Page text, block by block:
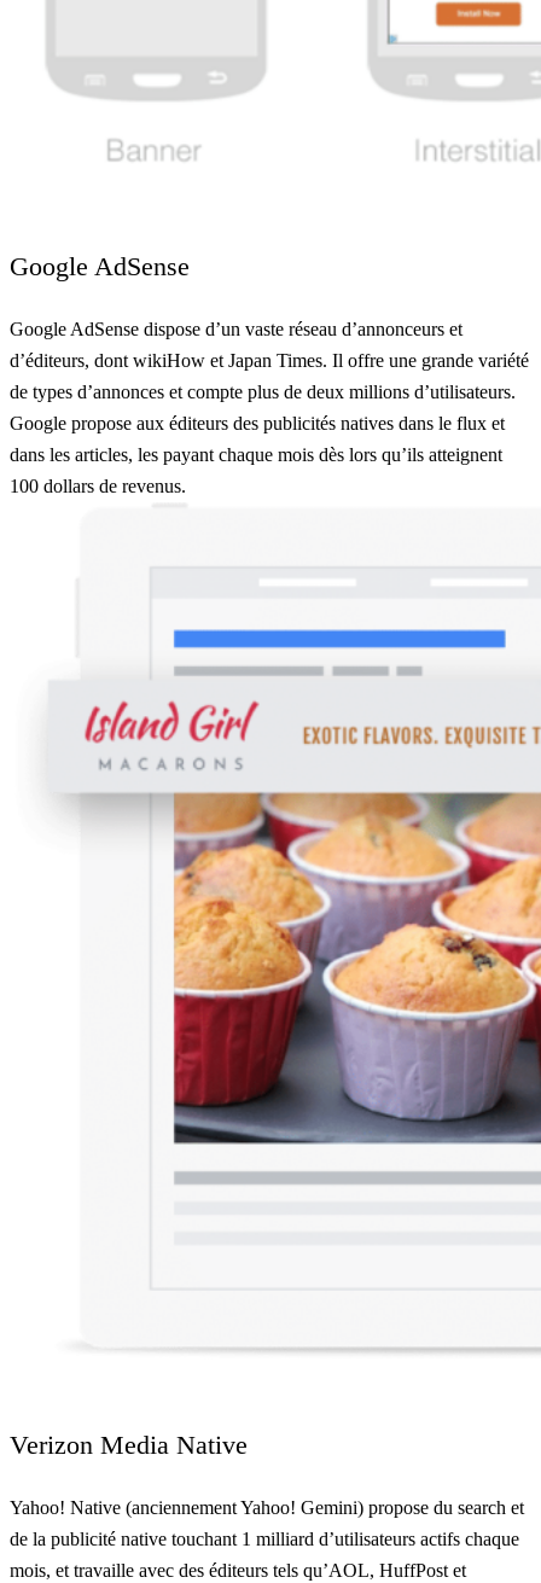
Google AdSense
Google AdSense dispose d’un vaste réseau d’annonceurs et
d’éditeurs, dont wikiHow et Japan Times. Il offre une grande variété
de types d’annonces et compte plus de deux millions d’utilisateurs.
Google propose aux éditeurs des publicités natives dans le flux et
dans les articles, les payant chaque mois dès lors qu’ils atteignent
100 dollars de revenus.
Verizon Media Native
Yahoo! Native (anciennement Yahoo! Gemini) propose du search et
de la publicité native touchant 1 milliard d’utilisateurs actifs chaque
mois, et travaille avec des éditeurs tels qu’AOL, HuffPost et